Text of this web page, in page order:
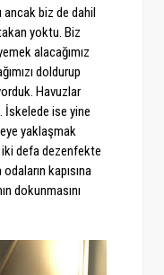
biz de dahil
yoktu. Biz
alacağımız
doldurup
Havuzlar
İskelede ise yine
yaklaşmak
iki defa dezenfekte
kapısına
dokunmasını